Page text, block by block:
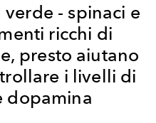
- spinaci e
ricchi di
presto aiutano
i livelli di
dopamina